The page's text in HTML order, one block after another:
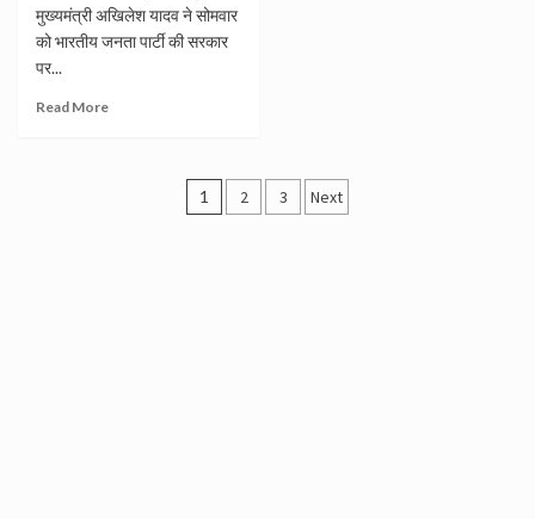
मुख्‍यमंत्री अखिलेश यादव ने सोमवार
को भारतीय जनता पार्टी की सरकार
पर...
Read More
Posts
1 2 3 Next